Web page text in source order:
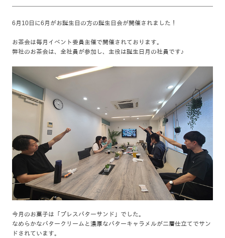
6月10日に6月がお誕生日の方の誕生日会が開催されました！
お茶会は毎月イベント委員主催で開催されております。
弊社のお茶会は、全社員が参加し、主役は誕生日月の社員です♪
今月のお菓子は「プレスバターサンド」でした。
なめらかなバタークリームと濃厚なバターキャラメルが二層仕立てでサン
ドされています。